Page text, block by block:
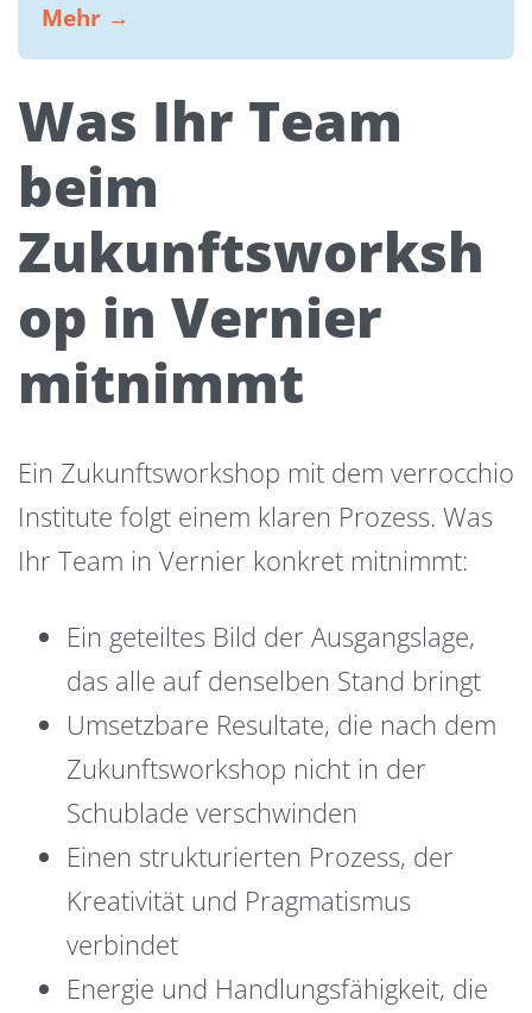
Mehr →
Was Ihr Team
beim
Zukunftsworksh
op in Vernier
mitnimmt
Ein Zukunftsworkshop mit dem verrocchio
Institute folgt einem klaren Prozess. Was
Ihr Team in Vernier konkret mitnimmt:
Ein geteiltes Bild der Ausgangslage,
das alle auf denselben Stand bringt
Umsetzbare Resultate, die nach dem
Zukunftsworkshop nicht in der
Schublade verschwinden
Einen strukturierten Prozess, der
Kreativität und Pragmatismus
verbindet
Energie und Handlungsfähigkeit, die